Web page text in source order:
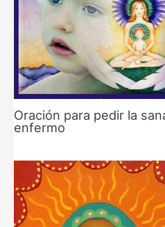
Oración para pedir la
enfermo